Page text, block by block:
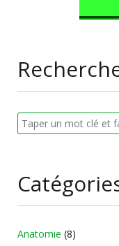
Anatomie (8)